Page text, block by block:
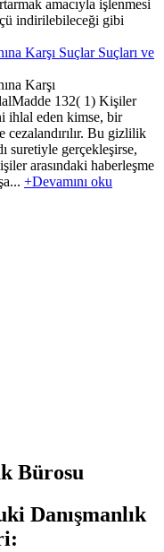
amacıyla işlenmesi
indirilebileceği gibi
Karşı Suçlar Suçları ve
Karşı
132( 1) Kişiler
ihlal eden kimse, bir
cezalandırılır. Bu gizlilik
suretiyle gerçekleşirse,
arasındaki haberleşme
+Devamını oku
Bürosu
Danışmanlık
: